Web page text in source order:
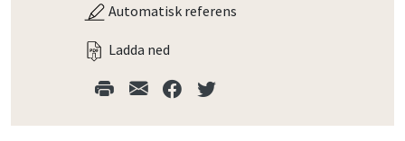
Automatisk referens
Ladda ned